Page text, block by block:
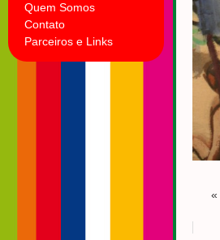
Quem Somos
Contato
Parceiros e Links
«